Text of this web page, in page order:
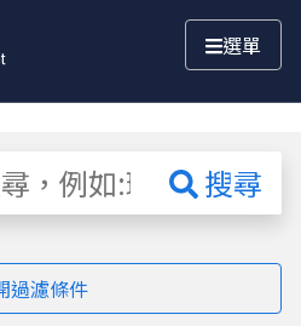
選單
搜尋
過濾條件